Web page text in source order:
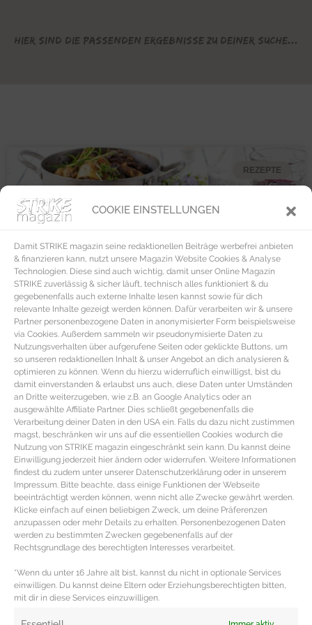
COOKIE EINSTELLUNGEN
Damit STRIKE magazin seine redaktionellen Beiträge werbefrei anbieten
& finanzieren kann, nutzt unsere Magazin Website Cookies & Analyse
Technologien. Diese sind auch wichtig, damit unser Online Magazin
STRIKE zuverlässig & sicher läuft, technisch alles funktioniert & du
gegebenenfalls auch externe Inhalte lesen kannst sowie für dich
relevante Inhalte gezeigt werden können. Dafür verarbeiten wir & unsere
Partner personenbezogene Daten in anonymisierter Form beispielsweise
via Cookies. Außerdem sammeln wir pseudonymisierte Daten zu
Nutzungsverhalten über aufgerufene Seiten oder geklickte Buttons, um
so unseren redaktionellen Inhalt & unser Angebot an dich analysieren &
optimieren zu können. Wenn du hierzu widerruflich einwilligst, bist du
damit einverstanden & erlaubst uns auch, diese Daten unter Umständen
an Dritte weiterzugeben, wie z.B. an Google Analytics oder an
ausgewählte Affiliate Partner. Dies schließt gegebenenfalls die
Verarbeitung deiner Daten in den USA ein. Falls du dazu nicht zustimmen
magst, beschränken wir uns auf die essentiellen Cookies wodurch die
Nutzung von STRIKE magazin eingeschränkt sein kann. Du kannst deine
Einwilligung jederzeit hier ändern oder widerrufen. Weitere Informationen
findest du zudem unter unserer Datenschutzerklärung oder in unserem
Impressum. Bitte beachte, dass einige Funktionen der Webseite
beeinträchtigt werden können, wenn nicht alle Zwecke gewährt werden.
Klicke einfach auf einen beliebigen Zweck, um deine Präferenzen
anzupassen oder mehr Details zu erhalten. Personenbezogenen Daten
werden zu bestimmten Zwecken gegebenenfalls auf der
Rechtsgrundlage des berechtigten Interesses verarbeitet.
*Wenn du unter 16 Jahre alt bist, kannst du nicht in optionale Services
einwilligen. Du kannst deine Eltern oder Erziehungsberechtigten bitten,
mit dir in diese Services einzuwilligen.
Hier sind die passenden Ergebnisse zu deiner Suche...
REZEPTE
REZEPT – Original französisches
Coq au Vin
Zutaten für Das provenzalische Coq au Vin Rezept 6
frische Hähnchenkeulen bzw.